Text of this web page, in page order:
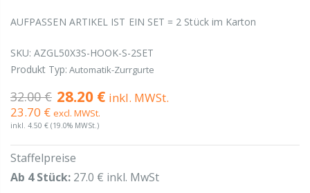
AUFPASSEN ARTIKEL IST EIN SET = 2 Stück im Karton
SKU: AZGL50X3S-HOOK-S-2SET
Produkt Typ: Automatik-Zurrgurte
32.00 € 28.20 € inkl. MWSt.
23.70 € excl. MWSt.
inkl. 4.50 € (19.0% MWSt.)
Staffelpreise
Ab 4 Stück: 27.0 € inkl. MwSt